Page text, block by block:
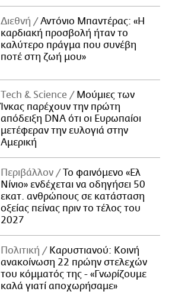
Διεθνή
Αντόνιο Μπαντέρας: «Η
καρδιακή προσβολή ήταν το
καλύτερο πράγμα που συνέβη
ποτέ στη ζωή μου»
Τech & Science
Μούμιες των
Ίνκας παρέχουν την πρώτη
απόδειξη DNA ότι οι Ευρωπαίοι
μετέφεραν την ευλογιά στην
Αμερική
Περιβάλλον
Το φαινόμενο «Ελ
Νίνιο» ενδέχεται να οδηγήσει 50
εκατ. ανθρώπους σε κατάσταση
οξείας πείνας πριν το τέλος του
2027
Πολιτική
Καρυστιανού: Κοινή
ανακοίνωση 22 πρώην στελεχών
του κόμματός της - «Γνωρίζουμε
καλά γιατί αποχωρήσαμε»